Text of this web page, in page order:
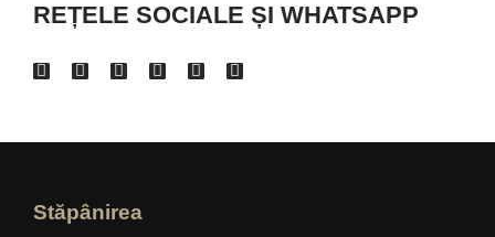
REȚELE SOCIALE ȘI WHATSAPP
Stăpânirea